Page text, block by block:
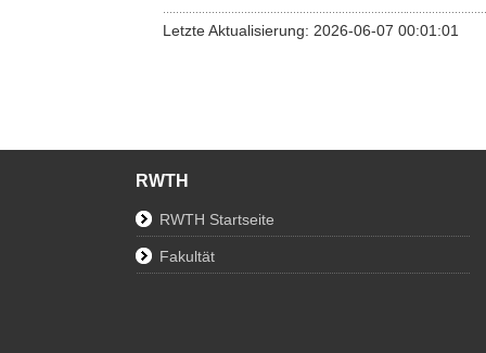
Letzte Aktualisierung: 2026-06-07 00:01:01
RWTH
RWTH Startseite
Fakultät